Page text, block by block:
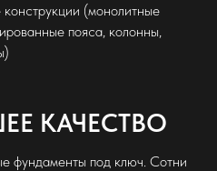
(монолитные
пояса, колонны,
КАЧЕСТВО
фундаменты под ключ. Сотни